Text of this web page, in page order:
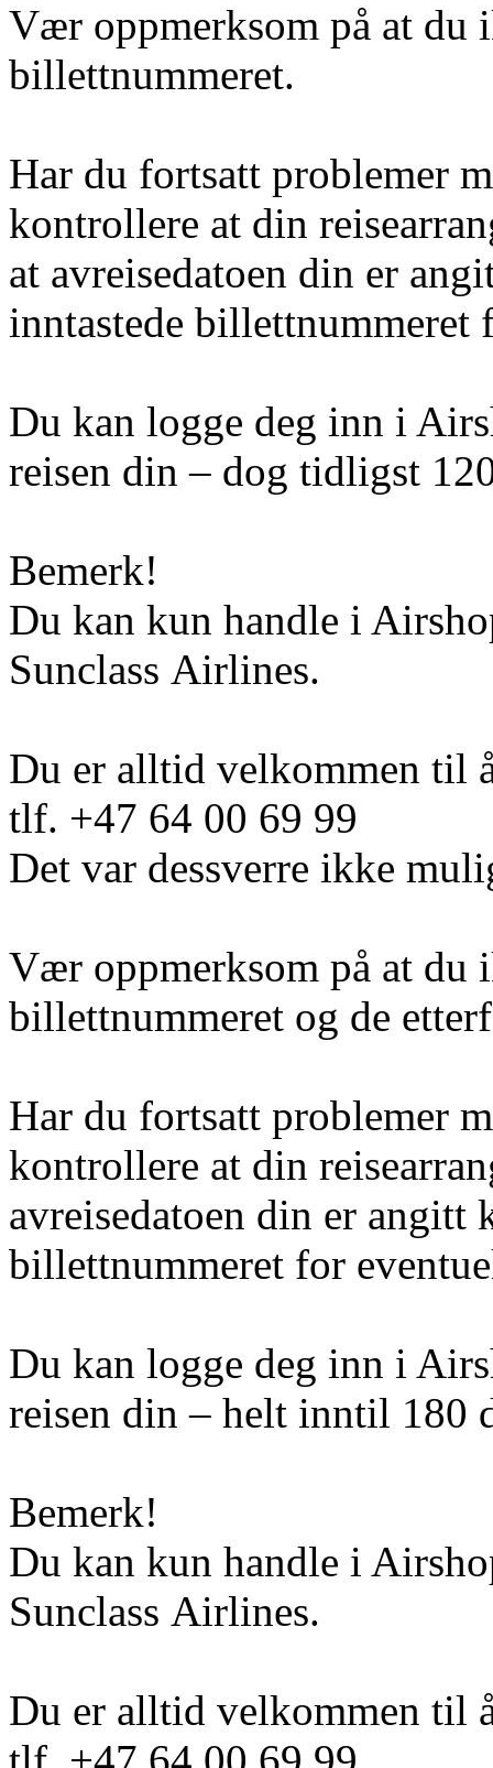
Vær oppmerksom på at du
billettnummeret.
Har du fortsatt problemer
kontrollere at din
at avreisedatoen din er
inntastede
Du kan logge deg inn i
reisen din – dog tidligst
Bemerk!
Du kan kun handle i
Sunclass Airlines.
Du er alltid velkommen til
tlf. +47 64 00 69 99
Det var dessverre ikke
Vær oppmerksom på at du
billettnummeret og de
Har du fortsatt problemer
kontrollere at din
avreisedatoen din er angitt
billettnummeret for
Du kan logge deg inn i
reisen din – helt inntil 180
Bemerk!
Du kan kun handle i
Sunclass Airlines.
Du er alltid velkommen til